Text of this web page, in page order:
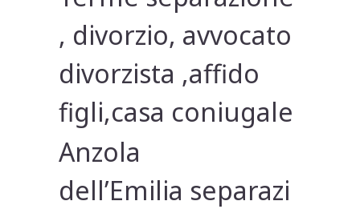
, divorzio, avvocato
divorzista ,affido
figli,casa coniugale
Anzola
dell’Emilia separazi